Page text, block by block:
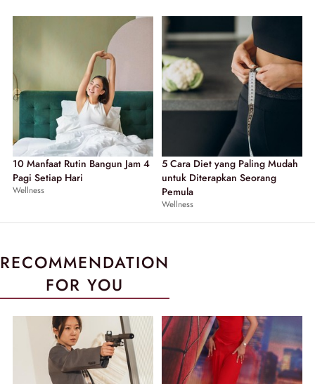
10 Manfaat Rutin Bangun Jam 4
Pagi Setiap Hari
Wellness
5 Cara Diet yang Paling Mudah
untuk Diterapkan Seorang
Pemula
Wellness
RECOMMENDATION
FOR YOU